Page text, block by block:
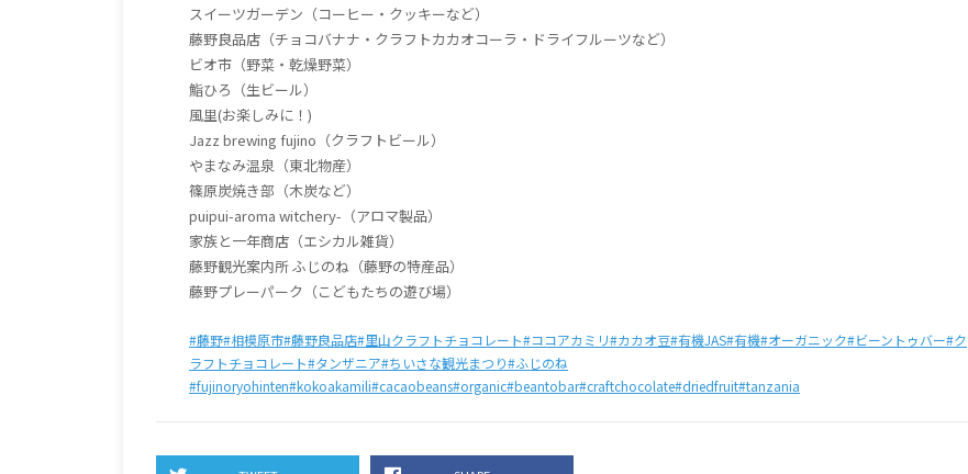
スイーツガーデン（コーヒー・クッキーなど）
藤野良品店（チョコバナナ・クラフトカカオコーラ・ドライフルーツなど）
ビオ市（野菜・乾燥野菜）
鮨ひろ（生ビール）
風里(お楽しみに！)
Jazz brewing fujino（クラフトビール）
やまなみ温泉（東北物産）
篠原炭焼き部（木炭など）
puipui-aroma witchery-（アロマ製品）
家族と一年商店（エシカル雑貨）
藤野観光案内所 ふじのね（藤野の特産品）
藤野プレーパーク（こどもたちの遊び場）
#藤野#相模原市#藤野良品店#里山クラフトチョコレート#ココアカミリ#カカオ豆#有機JAS#有機#オーガニック#ビーントゥバー#ク
ラフトチョコレート#タンザニア#ちいさな観光まつり#ふじのね
#fujinoryohinten#kokoakamili#cacaobeans#organic#beantobar#craftchocolate#driedfruit#tanzania